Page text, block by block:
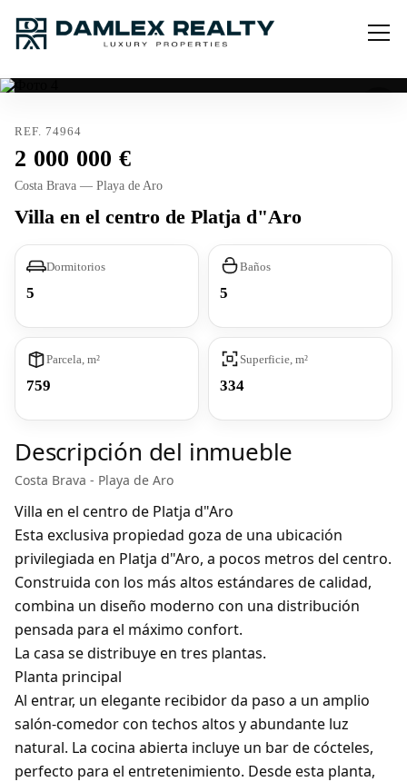
REF. 74964
2 000 000
Costa Brava — Playa de Aro
Villa en el centro de Platja d"Aro
Dormitorios
5
Baños
5
Parcela, m²
759
Superficie, m²
334
Descripción del inmueble
Costa Brava - Playa de Aro
Villa en el centro de Platja d"Aro
Esta exclusiva propiedad goza de una ubicación
privilegiada en Platja d"Aro, a pocos metros del centro.
Construida con los más altos estándares de calidad,
combina un diseño moderno con una distribución
pensada para el máximo confort.
La casa se distribuye en tres plantas.
Planta principal
Al entrar, un elegante recibidor da paso a un amplio
salón-comedor con techos altos y abundante luz
natural. La cocina abierta incluye un bar de cócteles,
perfecto para el entretenimiento. Desde esta planta,